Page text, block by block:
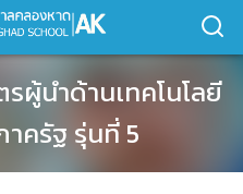
ผู้นำด้านเทคโนโลยี
าครัฐ รุ่นที่ 5